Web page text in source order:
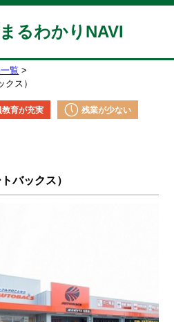
るわかりNAVI
覧
ス）
教育が充実 残業が少ない
バックス）